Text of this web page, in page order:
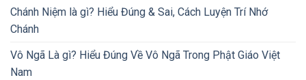
Chánh Niệm là gì? Hiểu Đúng & Sai, Cách Luyện Trí Nhớ
Chánh
Vô Ngã Là gì? Hiểu Đúng Về Vô Ngã Trong Phật Giáo Việt
Nam